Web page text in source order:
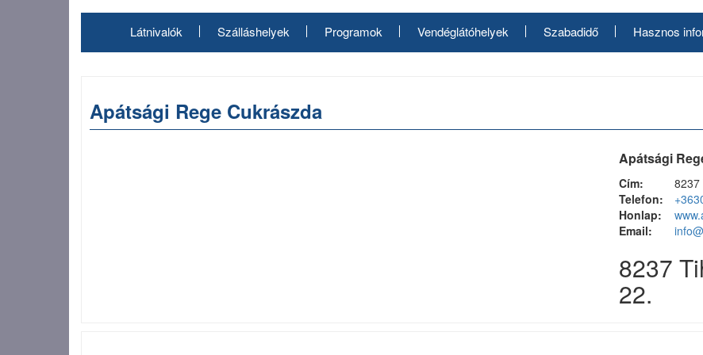
Látnivalók Szálláshelyek Programok Vendéglátóhelyek Szabadidő Hasznos
Apátsági Rege Cukrászda
Apátsági
Cím:
8237
Telefon:
Honlap:
Email:
8237
22.